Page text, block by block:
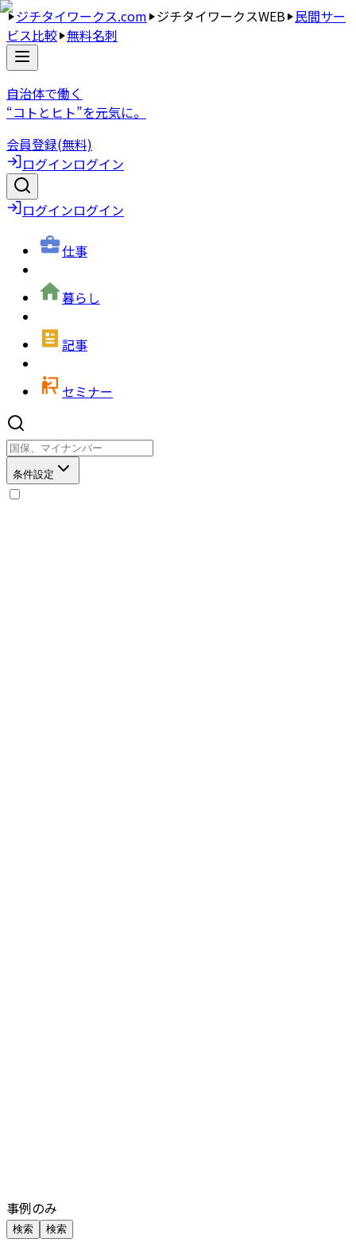
ジチタイワークス.com ジチタイワークスWEB 民間サー
ビス比較 無料名刺
自治体で働く
“コトとヒト”を元気に。
会員登録(無料)
ログインログイン
ログインログイン
仕事
暮らし
記事
セミナー
条件設定
事例のみ
検索 検索